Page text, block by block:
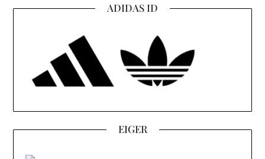
ADIDAS ID
EIGER